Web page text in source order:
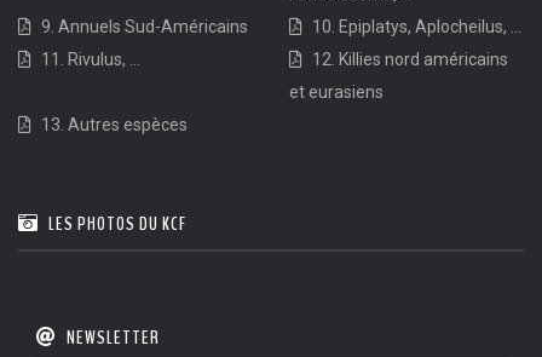
9. Annuels Sud-Américains
10. Epiplatys, Aplocheilus, ...
11. Rivulus, ...
12. Killies nord américains
et eurasiens
13. Autres espèces
LES PHOTOS DU KCF
NEWSLETTER